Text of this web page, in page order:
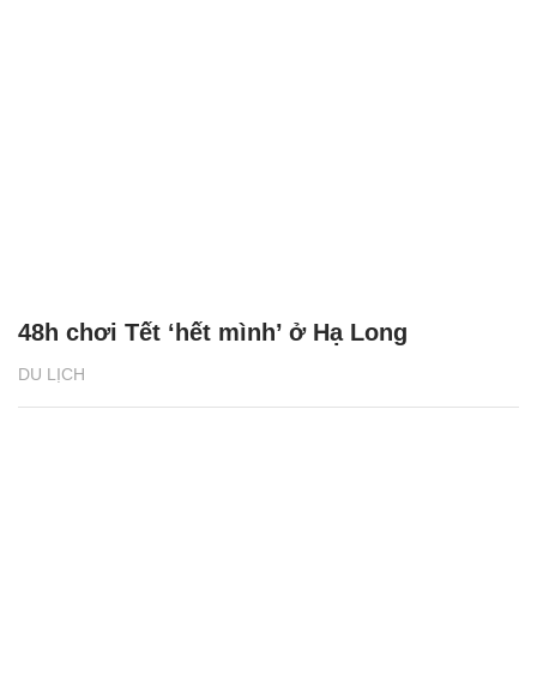
DU LỊCH
48h chơi Tết ‘hết mình’ ở Hạ Long